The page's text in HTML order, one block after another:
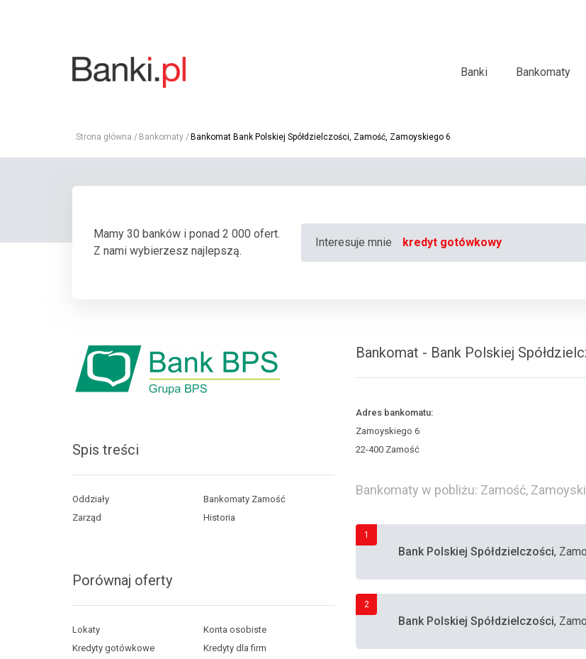
Banki Bankomaty
Strona główna Bankomaty Bankomat Bank Polskiej Spółdzielczości, Zamość, Zamoyskiego 6
Mamy 30 banków i ponad 2 000 ofert.
Z nami wybierzesz najlepszą.
Interesuje mnie kredyt gotówkowy
Spis treści
Oddziały
Bankomaty Zamość
Zarząd
Historia
Porównaj oferty
Lokaty
Konta osobiste
Kredyty gotówkowe
Kredyty dla firm
Bankomat - Bank Polskiej
Adres bankomatu:
Zamoyskiego 6
22-400 Zamość
Bankomaty w pobliżu: Zamość,
1
Bank Polskiej Spółdzielczości,
2
Bank Polskiej Spółdzielczości,